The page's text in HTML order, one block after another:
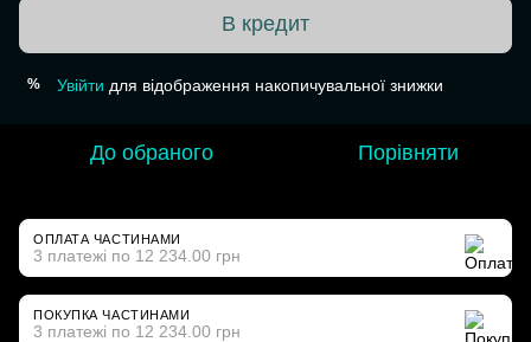
В кредит
% Увійти для відображення накопичувальної знижки
До обраного Порівняти
ОПЛАТА ЧАСТИНАМИ
3 платежі по 12 234.00 грн
ПОКУПКА ЧАСТИНАМИ
3 платежі по 12 234.00 грн